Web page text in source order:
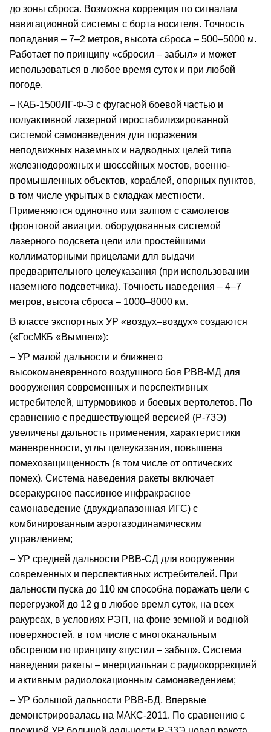
до зоны сброса. Возможна коррекция по сигналам
навигационной системы с борта носителя. Точность
попадания – 7–2 метров, высота сброса – 500–5000 м.
Работает по принципу «сбросил – забыл» и может
использоваться в любое время суток и при любой
погоде.
– КАБ-1500ЛГ-Ф-Э с фугасной боевой частью и
полуактивной лазерной гиростабилизированной
системой самонаведения для поражения
неподвижных наземных и надводных целей типа
железнодорожных и шоссейных мостов, военно-
промышленных объектов, кораблей, опорных пунктов,
в том числе укрытых в складках местности.
Применяются одиночно или залпом с самолетов
фронтовой авиации, оборудованных системой
лазерного подсвета цели или простейшими
коллиматорными прицелами для выдачи
предварительного целеуказания (при использовании
наземного подсветчика). Точность наведения – 4–7
метров, высота сброса – 1000–8000 км.
В классе экспортных УР «воздух–воздух» создаются
(«ГосМКБ «Вымпел»):
– УР малой дальности и ближнего
высокоманевренного воздушного боя РВВ-МД для
вооружения современных и перспективных
истребителей, штурмовиков и боевых вертолетов. По
сравнению с предшествующей версией (Р-73Э)
увеличены дальность применения, характеристики
маневренности, углы целеуказания, повышена
помехозащищенность (в том числе от оптических
помех). Система наведения ракеты включает
всеракурсное пассивное инфракрасное
самонаведение (двухдиапазонная ИГС) с
комбинированным аэрогазодинамическим
управлением;
– УР средней дальности РВВ-СД для вооружения
современных и перспективных истребителей. При
дальности пуска до 110 км способна поражать цели с
перегрузкой до 12 g в любое время суток, на всех
ракурсах, в условиях РЭП, на фоне земной и водной
поверхностей, в том числе с многоканальным
обстрелом по принципу «пустил – забыл». Система
наведения ракеты – инерциальная с радиокоррекцией
и активным радиолокационным самонаведением;
– УР большой дальности РВВ-БД. Впервые
демонстрировалась на МАКС-2011. По сравнению с